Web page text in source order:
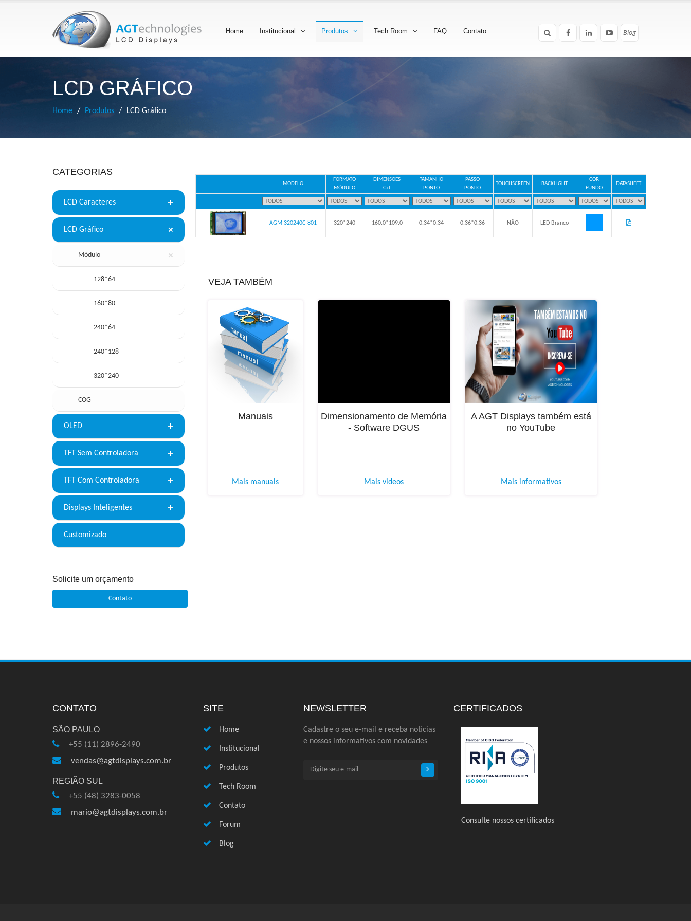
Home Institucional Produtos Tech Room FAQ Contato Blog
LCD GRÁFICO
Home Produtos LCD Gráfico
MODELO
FORMATO
MÓDULO
DIMENSÕES
CxL
TAMANHO
PONTO
PASSO
PONTO
TOUCHSCREEN BACKLIGHT
COR
FUNDO
DATASHEET
AGM 320240C-801 320*240 160.0*109.0 0.34*0.34 0.36*0.36 NÃO LED Branco
CATEGORIAS
LCD Caracteres
LCD Gráfico
Módulo
128*64
160*80
240*64
240*128
320*240
COG
OLED
TFT Sem Controladora
TFT Com Controladora
Displays Inteligentes
Customizado
Solicite um orçamento
Contato
VEJA TAMBÉM
Manuais
Mais manuais
Dimensionamento de Memória
- Software DGUS
Mais videos
A AGT Displays também está
no YouTube
Mais informativos
CONTATO
SÃO PAULO
+55 (11) 2896-2490
vendas@agtdisplays.com.br
REGIÃO SUL
+55 (48) 3283-0058
mario@agtdisplays.com.br
SITE
Home
Institucional
Produtos
Tech Room
Contato
Forum
Blog
NEWSLETTER
Cadastre o seu e-mail e receba noticias
e nossos informativos com novidades
CERTIFICADOS
Consulte nossos certificados